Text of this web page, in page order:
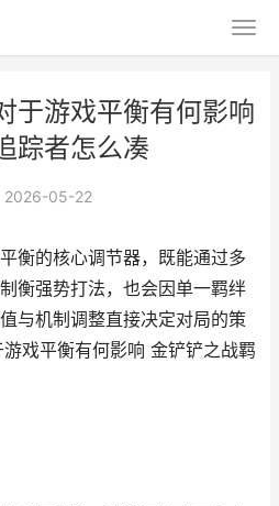
于游戏平衡有何影响
踪者怎么凑
2026-05-22
衡的核心调节器，既能通过多
衡强势打法，也会因单一羁绊
与机制调整直接决定对局的策
戏平衡有何影响 金铲铲之战羁